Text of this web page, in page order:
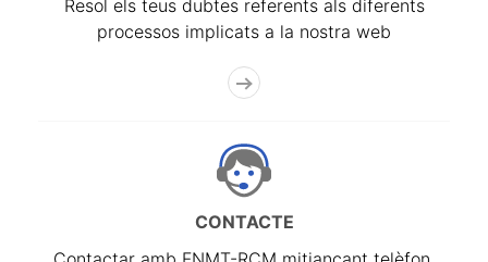
Resol els teus dubtes referents als diferents
processos implicats a la nostra web
CONTACTE